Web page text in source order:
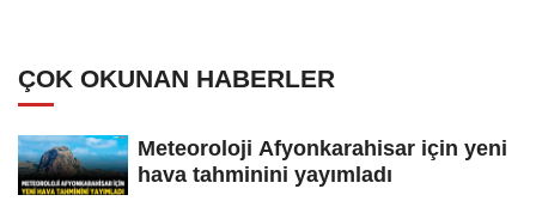
ÇOK OKUNAN HABERLER
Meteoroloji Afyonkarahisar için yeni
hava tahminini yayımladı